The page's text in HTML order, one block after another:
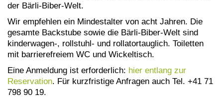
der Bärli-Biber-Welt.
Wir empfehlen ein Mindestalter von acht Jahren. Die
gesamte Backstube sowie die Bärli-Biber-Welt sind
kinderwagen-, rollstuhl- und rollatortauglich. Toiletten
mit barrierefreiem WC und Wickeltisch.
Eine Anmeldung ist erforderlich: hier entlang zur
Reservation . Für kurzfristige Anfragen auch Tel. +41 71
798 90 19.